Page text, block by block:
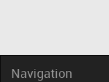
Navigation